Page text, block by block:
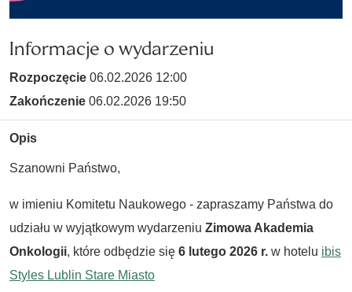
Informacje o wydarzeniu
Rozpoczęcie 06.02.2026 12:00
Zakończenie 06.02.2026 19:50
Opis
Szanowni Państwo,
w imieniu Komitetu Naukowego - zapraszamy Państwa do
udziału w wyjątkowym wydarzeniu Zimowa Akademia
Onkologii, które odbędzie się 6 lutego 2026 r. w hotelu ibis
Styles Lublin Stare Miasto